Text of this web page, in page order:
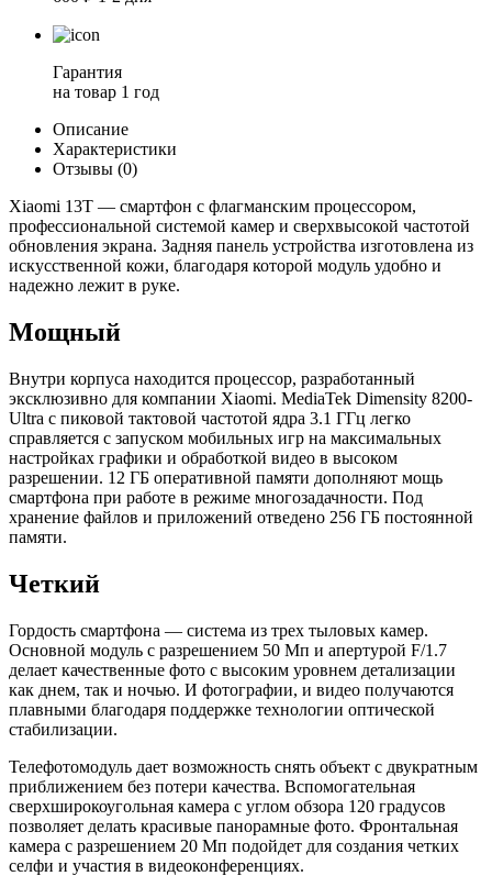
Гарантия
на товар 1 год
Описание
Характеристики
Отзывы (0)
Xiaomi 13T — смартфон с флагманским процессором,
профессиональной системой камер и сверхвысокой частотой
обновления экрана. Задняя панель устройства изготовлена из
искусственной кожи, благодаря которой модуль удобно и
надежно лежит в руке.
Мощный
Внутри корпуса находится процессор, разработанный
эксклюзивно для компании Xiaomi. MediaTek Dimensity 8200-
Ultra с пиковой тактовой частотой ядра 3.1 ГГц легко
справляется с запуском мобильных игр на максимальных
настройках графики и обработкой видео в высоком
разрешении. 12 ГБ оперативной памяти дополняют мощь
смартфона при работе в режиме многозадачности. Под
хранение файлов и приложений отведено 256 ГБ постоянной
памяти.
Четкий
Гордость смартфона — система из трех тыловых камер.
Основной модуль с разрешением 50 Мп и апертурой F/1.7
делает качественные фото с высоким уровнем детализации
как днем, так и ночью. И фотографии, и видео получаются
плавными благодаря поддержке технологии оптической
стабилизации.
Телефотомодуль дает возможность снять объект с двукратным
приближением без потери качества. Вспомогательная
сверхширокоугольная камера с углом обзора 120 градусов
позволяет делать красивые панорамные фото. Фронтальная
камера с разрешением 20 Мп подойдет для создания четких
селфи и участия в видеоконференциях.